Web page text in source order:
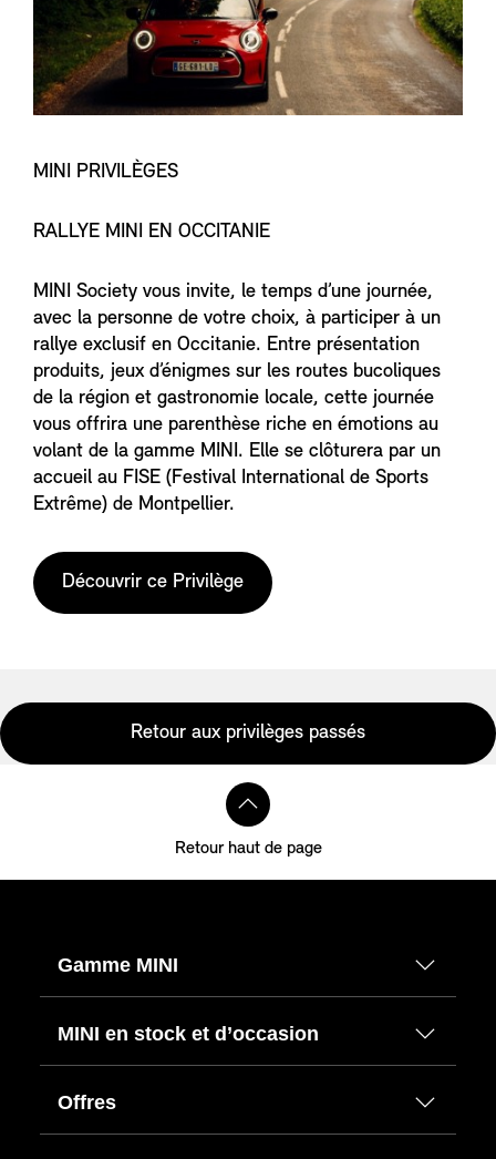
MINI PRIVILÈGES
RALLYE MINI EN OCCITANIE
MINI Society vous invite, le temps d’une journée,
avec la personne de votre choix, à participer à un
rallye exclusif en Occitanie. Entre présentation
produits, jeux d’énigmes sur les routes bucoliques
de la région et gastronomie locale, cette journée
vous offrira une parenthèse riche en émotions au
volant de la gamme MINI. Elle se clôturera par un
accueil au FISE (Festival International de Sports
Extrême) de Montpellier.
Découvrir ce Privilège
Retour aux privilèges passés
Retour haut de page
Gamme MINI
MINI en stock et d’occasion
Offres